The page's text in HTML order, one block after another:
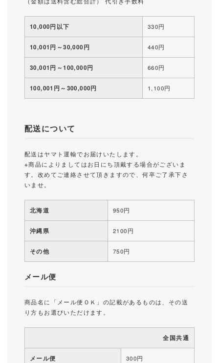
10,000円以下 330円
10,001円～30,000円 440円
30,001円～100,000円 660円
100,001円～300,000円 1,100円
配送について
配送はヤマト運輸でお届けいたします。
※商品によりましてはお日にち頂戴する場合がございま
す。改めてご連絡させて頂きますので、何卒ご了承下さ
いませ。
北海道 950円
沖縄県 2100円
その他 750円
メール便
商品名に「メール便ＯＫ」の記載があるものは、その送
り方もお選びいただけます。
全国共通
メール便 300円